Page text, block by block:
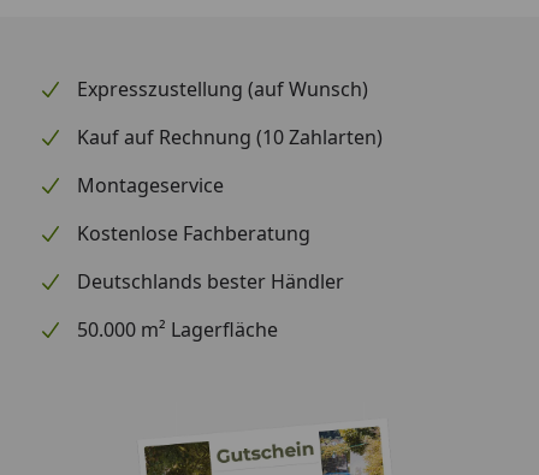
Expresszustellung (auf Wunsch)
Kauf auf Rechnung (10 Zahlarten)
Montageservice
Kostenlose Fachberatung
Deutschlands bester Händler
50.000 m² Lagerfläche